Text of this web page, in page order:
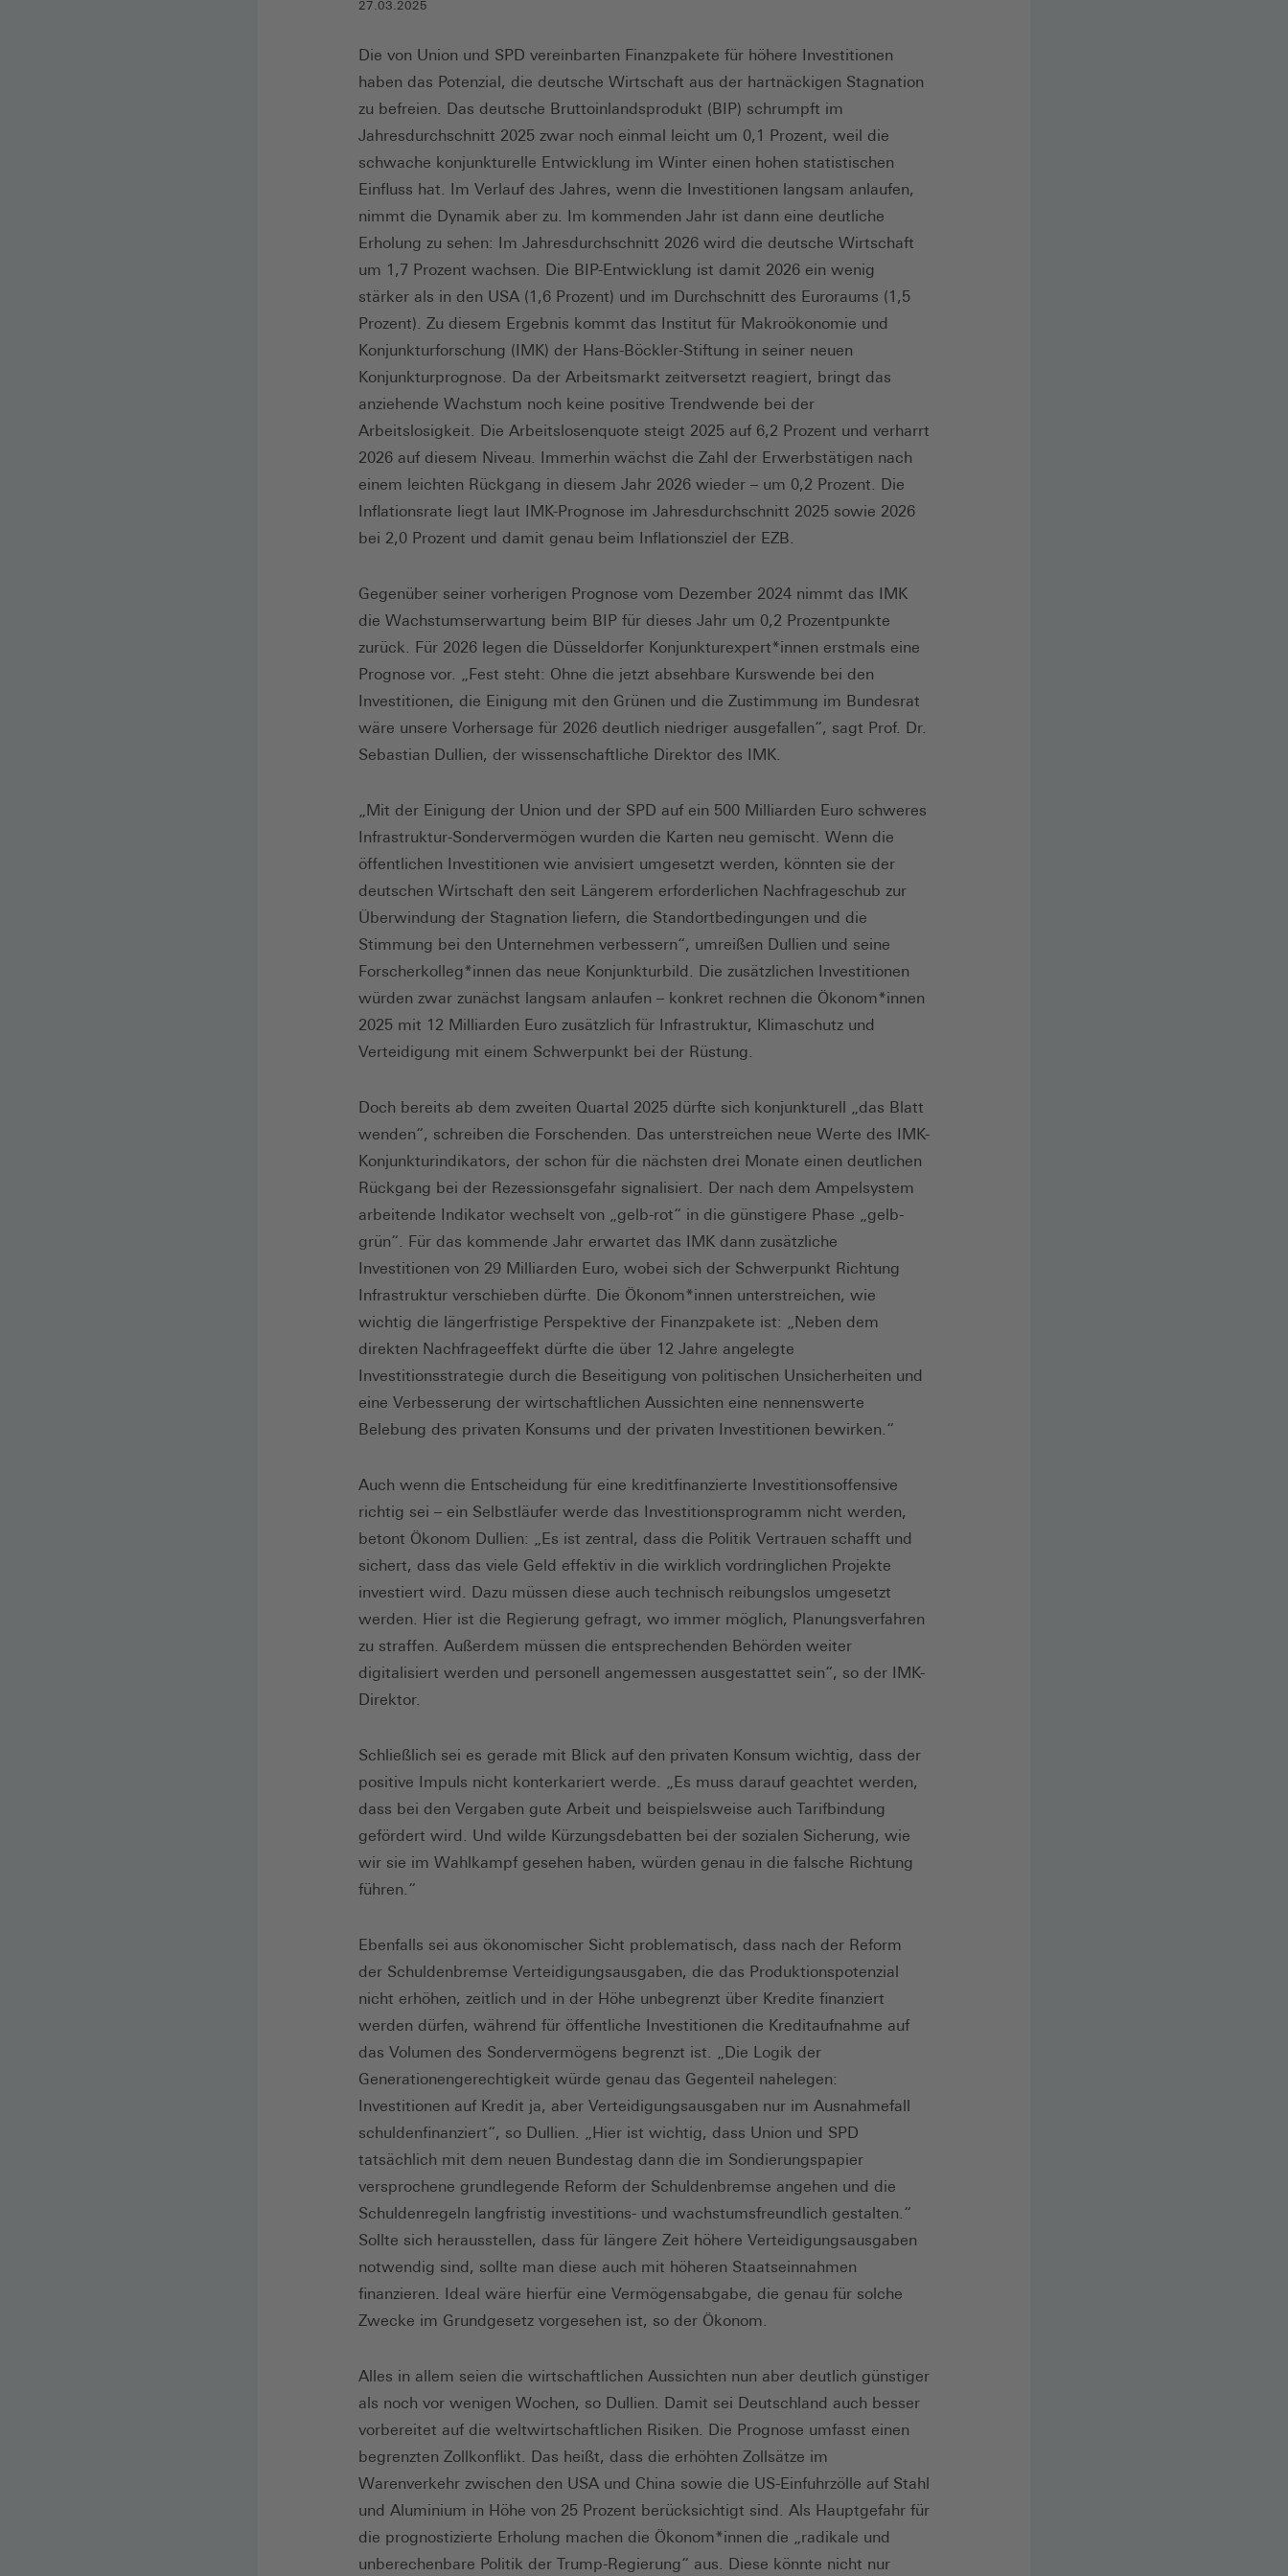
27.03.2025
Die von Union und SPD vereinbarten Finanzpakete für höhere Investitionen
haben das Potenzial, die deutsche Wirtschaft aus der hartnäckigen Stagnation
zu befreien. Das deutsche Bruttoinlandsprodukt (BIP) schrumpft im
Jahresdurchschnitt 2025 zwar noch einmal leicht um 0,1 Prozent, weil die
schwache konjunkturelle Entwicklung im Winter einen hohen statistischen
Einfluss hat. Im Verlauf des Jahres, wenn die Investitionen langsam anlaufen,
nimmt die Dynamik aber zu. Im kommenden Jahr ist dann eine deutliche
Erholung zu sehen: Im Jahresdurchschnitt 2026 wird die deutsche Wirtschaft
um 1,7 Prozent wachsen. Die BIP-Entwicklung ist damit 2026 ein wenig
stärker als in den USA (1,6 Prozent) und im Durchschnitt des Euroraums (1,5
Prozent). Zu diesem Ergebnis kommt das Institut für Makroökonomie und
Konjunkturforschung (IMK) der Hans-Böckler-Stiftung in seiner neuen
Konjunkturprognose. Da der Arbeitsmarkt zeitversetzt reagiert, bringt das
anziehende Wachstum noch keine positive Trendwende bei der
Arbeitslosigkeit. Die Arbeitslosenquote steigt 2025 auf 6,2 Prozent und verharrt
2026 auf diesem Niveau. Immerhin wächst die Zahl der Erwerbstätigen nach
einem leichten Rückgang in diesem Jahr 2026 wieder – um 0,2 Prozent. Die
Inflationsrate liegt laut IMK-Prognose im Jahresdurchschnitt 2025 sowie 2026
bei 2,0 Prozent und damit genau beim Inflationsziel der EZB.
Gegenüber seiner vorherigen Prognose vom Dezember 2024 nimmt das IMK
die Wachstumserwartung beim BIP für dieses Jahr um 0,2 Prozentpunkte
zurück. Für 2026 legen die Düsseldorfer Konjunkturexpert*innen erstmals eine
Prognose vor. „Fest steht: Ohne die jetzt absehbare Kurswende bei den
Investitionen, die Einigung mit den Grünen und die Zustimmung im Bundesrat
wäre unsere Vorhersage für 2026 deutlich niedriger ausgefallen“, sagt Prof. Dr.
Sebastian Dullien, der wissenschaftliche Direktor des IMK.
„Mit der Einigung der Union und der SPD auf ein 500 Milliarden Euro schweres
Infrastruktur-Sondervermögen wurden die Karten neu gemischt. Wenn die
öffentlichen Investitionen wie anvisiert umgesetzt werden, könnten sie der
deutschen Wirtschaft den seit Längerem erforderlichen Nachfrageschub zur
Überwindung der Stagnation liefern, die Standortbedingungen und die
Stimmung bei den Unternehmen verbessern“, umreißen Dullien und seine
Forscherkolleg*innen das neue Konjunkturbild. Die zusätzlichen Investitionen
würden zwar zunächst langsam anlaufen – konkret rechnen die Ökonom*innen
2025 mit 12 Milliarden Euro zusätzlich für Infrastruktur, Klimaschutz und
Verteidigung mit einem Schwerpunkt bei der Rüstung.
Doch bereits ab dem zweiten Quartal 2025 dürfte sich konjunkturell „das Blatt
wenden“, schreiben die Forschenden. Das unterstreichen neue Werte des IMK-
Konjunkturindikators, der schon für die nächsten drei Monate einen deutlichen
Rückgang bei der Rezessionsgefahr signalisiert. Der nach dem Ampelsystem
arbeitende Indikator wechselt von „gelb-rot“ in die günstigere Phase „gelb-
grün“. Für das kommende Jahr erwartet das IMK dann zusätzliche
Investitionen von 29 Milliarden Euro, wobei sich der Schwerpunkt Richtung
Infrastruktur verschieben dürfte. Die Ökonom*innen unterstreichen, wie
wichtig die längerfristige Perspektive der Finanzpakete ist: „Neben dem
direkten Nachfrageeffekt dürfte die über 12 Jahre angelegte
Investitionsstrategie durch die Beseitigung von politischen Unsicherheiten und
eine Verbesserung der wirtschaftlichen Aussichten eine nennenswerte
Belebung des privaten Konsums und der privaten Investitionen bewirken.“
Auch wenn die Entscheidung für eine kreditfinanzierte Investitionsoffensive
richtig sei – ein Selbstläufer werde das Investitionsprogramm nicht werden,
betont Ökonom Dullien: „Es ist zentral, dass die Politik Vertrauen schafft und
sichert, dass das viele Geld effektiv in die wirklich vordringlichen Projekte
investiert wird. Dazu müssen diese auch technisch reibungslos umgesetzt
werden. Hier ist die Regierung gefragt, wo immer möglich, Planungsverfahren
zu straffen. Außerdem müssen die entsprechenden Behörden weiter
digitalisiert werden und personell angemessen ausgestattet sein“, so der IMK-
Direktor.
Schließlich sei es gerade mit Blick auf den privaten Konsum wichtig, dass der
positive Impuls nicht konterkariert werde. „Es muss darauf geachtet werden,
dass bei den Vergaben gute Arbeit und beispielsweise auch Tarifbindung
gefördert wird. Und wilde Kürzungsdebatten bei der sozialen Sicherung, wie
wir sie im Wahlkampf gesehen haben, würden genau in die falsche Richtung
führen.“
Ebenfalls sei aus ökonomischer Sicht problematisch, dass nach der Reform
der Schuldenbremse Verteidigungsausgaben, die das Produktionspotenzial
nicht erhöhen, zeitlich und in der Höhe unbegrenzt über Kredite finanziert
werden dürfen, während für öffentliche Investitionen die Kreditaufnahme auf
das Volumen des Sondervermögens begrenzt ist. „Die Logik der
Generationengerechtigkeit würde genau das Gegenteil nahelegen:
Investitionen auf Kredit ja, aber Verteidigungsausgaben nur im Ausnahmefall
schuldenfinanziert“, so Dullien. „Hier ist wichtig, dass Union und SPD
tatsächlich mit dem neuen Bundestag dann die im Sondierungspapier
versprochene grundlegende Reform der Schuldenbremse angehen und die
Schuldenregeln langfristig investitions- und wachstumsfreundlich gestalten.“
Sollte sich herausstellen, dass für längere Zeit höhere Verteidigungsausgaben
notwendig sind, sollte man diese auch mit höheren Staatseinnahmen
finanzieren. Ideal wäre hierfür eine Vermögensabgabe, die genau für solche
Zwecke im Grundgesetz vorgesehen ist, so der Ökonom.
Alles in allem seien die wirtschaftlichen Aussichten nun aber deutlich günstiger
als noch vor wenigen Wochen, so Dullien. Damit sei Deutschland auch besser
vorbereitet auf die weltwirtschaftlichen Risiken. Die Prognose umfasst einen
begrenzten Zollkonflikt. Das heißt, dass die erhöhten Zollsätze im
Warenverkehr zwischen den USA und China sowie die US-Einfuhrzölle auf Stahl
und Aluminium in Höhe von 25 Prozent berücksichtigt sind. Als Hauptgefahr für
die prognostizierte Erholung machen die Ökonom*innen die „radikale und
unberechenbare Politik der Trump-Regierung“ aus. Diese könnte nicht nur